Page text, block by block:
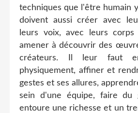
techniques que l'être humain
doivent aussi créer avec
leurs voix, avec leurs
amener à découvrir des
créateurs. Il leur faut
physiquement, affiner et
gestes et ses allures,
sein d'une équipe, faire du
entoure une richesse et un